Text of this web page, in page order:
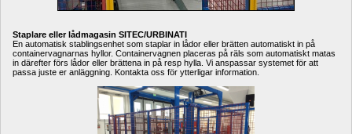
Staplare eller lådmagasin SITEC/URBINATI
En automatisk stablingsenhet som staplar in lådor eller brätten automatiskt in på
containervagnarnas hyllor. Containervagnen placeras på räls som automatiskt matas
in därefter förs lådor eller brättena in på resp hylla. Vi anspassar systemet för att
passa juste er anläggning. Kontakta oss för ytterligar information.